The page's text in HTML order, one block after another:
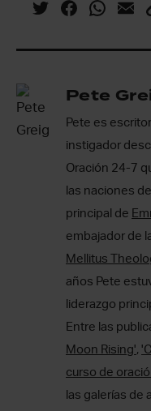
Pete
Pete es
instigador
Oración 24-7
las naciones
principal de
embajador de
Mellitus
años Pete
liderazgo
Entre las
Moon Rising',
curso de
las galerías de